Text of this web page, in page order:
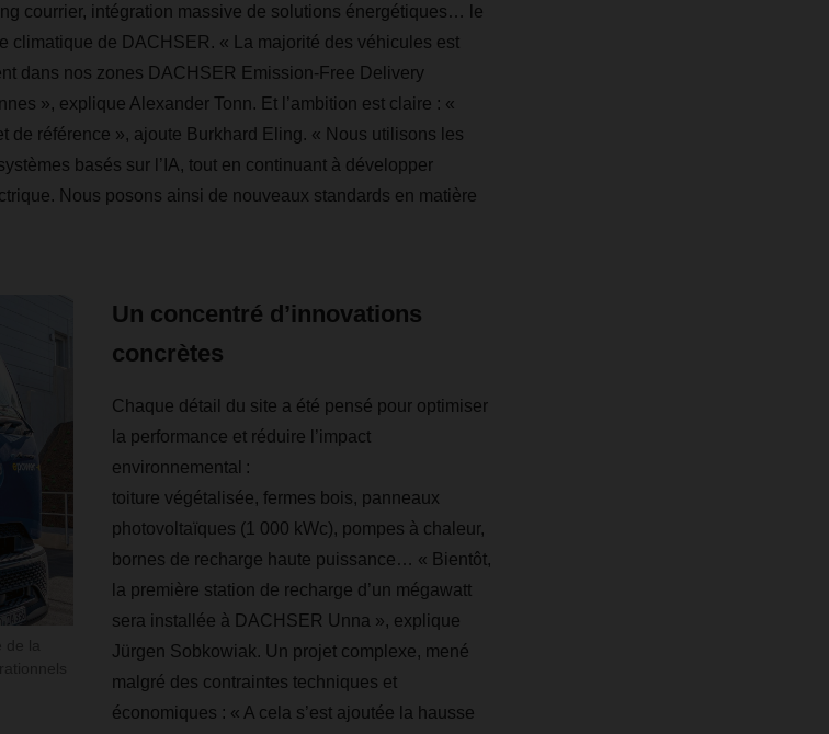
courrier, intégration massive de solutions énergétiques… le
climatique de DACHSER. « La majorité des véhicules est
dans nos zones DACHSER Emission-Free Delivery
», explique Alexander Tonn. Et l’ambition est claire : «
de référence », ajoute Burkhard Eling. « Nous utilisons les
basés sur l’IA, tout en continuant à développer
Nous posons ainsi de nouveaux standards en matière
Un concentré d’innovations
concrètes
Chaque détail du site a été pensé pour optimiser
la performance et réduire l’impact
environnemental :
toiture végétalisée, fermes bois, panneaux
photovoltaïques (1 000 kWc), pompes à chaleur,
bornes de recharge haute puissance… « Bientôt,
la première station de recharge d’un mégawatt
sera installée à DACHSER Unna », explique
Jürgen Sobkowiak. Un projet complexe, mené
malgré des contraintes techniques et
économiques : « A cela s’est ajoutée la hausse